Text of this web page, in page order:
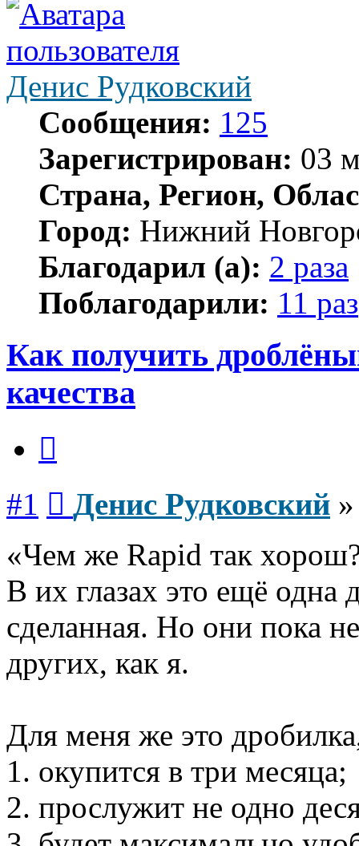
Денис Рудковский
Сообщения: 125
Зарегистрирован: 03
Страна, Регион,
Город: Нижний
Благодарил (а): 2 раза
Поблагодарили: 11 раз
Как получить
качества
#1 Денис Рудковский
«Чем же Rapid так
В их глазах это ещё одна
сделанная. Но они пока
других, как я.
Для меня же это
1. окупится в три месяца;
2. прослужит не одно